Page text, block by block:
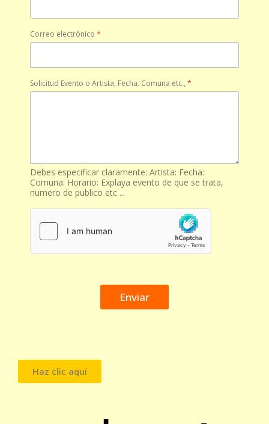
Correo electrónico *
Solicitud Evento o Artista, Fecha. Comuna etc., *
Debes especificar claramente: Artista: Fecha:
Comuna: Horario: Explaya evento de que se trata,
numero de publico etc ...
Enviar
Haz clic aquí